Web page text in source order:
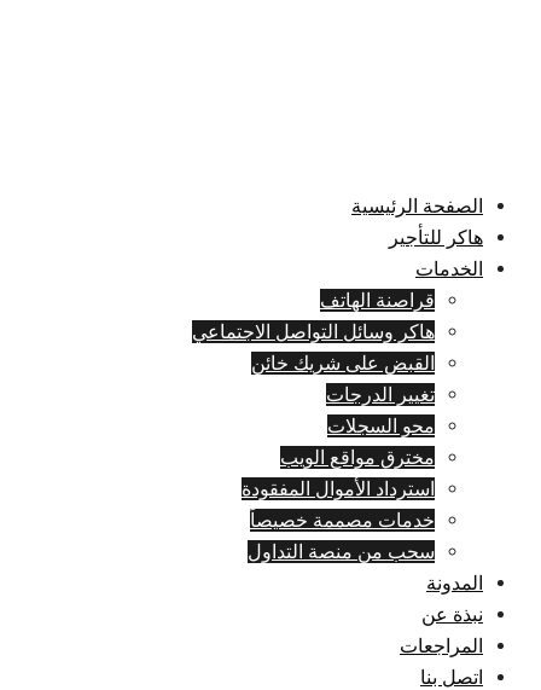
الصفحة الرئيسية
هاكر للتأجير
الخدمات
قراصنة الهاتف
هاكر وسائل التواصل الاجتماعي
القبض على شريك خائن
تغيير الدرجات
محو السجلات
مخترق مواقع الويب
استرداد الأموال المفقودة
خدمات مصممة خصيصاً
سحب من منصة التداول
المدونة
نبذة عن
المراجعات
اتصل بنا